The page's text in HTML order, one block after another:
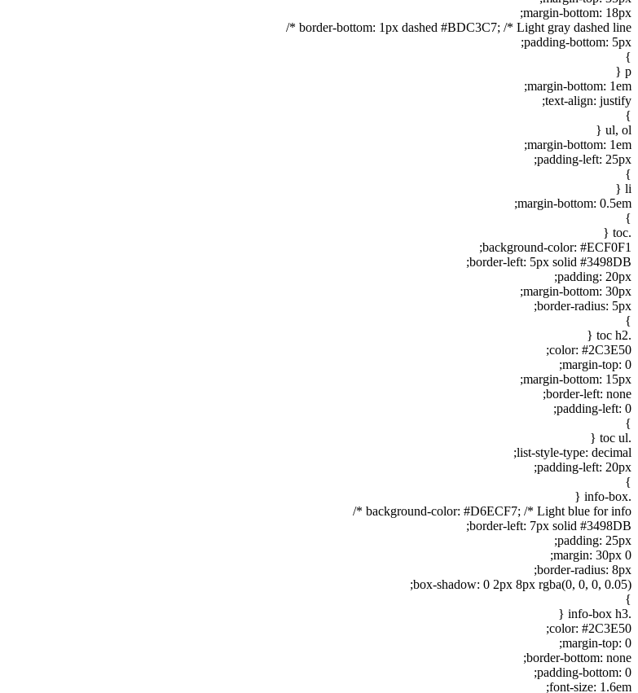
margin-bottom: 18px;
border-bottom: 1px dashed #BDC3C7; /* Light gray dashed line */
padding-bottom: 5px;
}
p {
margin-bottom: 1em;
text-align: justify;
}
ul, ol {
margin-bottom: 1em;
padding-left: 25px;
}
li {
margin-bottom: 0.5em;
}
.toc {
background-color: #ECF0F1;
border-left: 5px solid #3498DB;
padding: 20px;
margin-bottom: 30px;
border-radius: 5px;
}
.toc h2 {
color: #2C3E50;
margin-top: 0;
margin-bottom: 15px;
border-left: none;
padding-left: 0;
}
.toc ul {
list-style-type: decimal;
padding-left: 20px;
}
.info-box {
background-color: #D6ECF7; /* Light blue for info */
border-left: 7px solid #3498DB;
padding: 25px;
margin: 30px 0;
border-radius: 8px;
box-shadow: 0 2px 8px rgba(0, 0, 0, 0.05);
}
.info-box h3 {
color: #2C3E50;
margin-top: 0;
border-bottom: none;
padding-bottom: 0;
font-size: 1.6em;